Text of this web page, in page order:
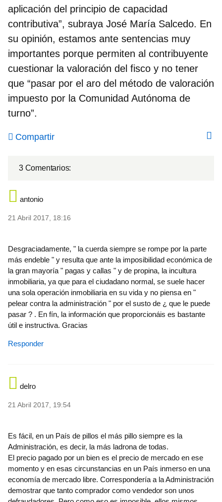
aplicación del principio de capacidad
contributiva”, subraya José María Salcedo. En
su opinión, estamos ante sentencias muy
importantes porque permiten al contribuyente
cuestionar la valoración del fisco y no tener
que “pasar por el aro del método de valoración
impuesto por la Comunidad Autónoma de
turno”.
Compartir
3 Comentarios:
antonio
21 Abril 2017, 18:16
Desgraciadamente, " la cuerda siempre se rompe por la parte
más endeble " y resulta que ante la imposibilidad económica de
la gran mayoría " pagas y callas " y de propina, la incultura
inmobiliaria, ya que para el ciudadano normal, se suele hacer
una sola operación inmobiliaria en su vida y no piensa en "
pelear contra la administración " por el susto de ¿ que le puede
pasar ? . En fín, la información que proporcionáis es bastante
útil e instructiva. Gracias
Responder
delro
21 Abril 2017, 19:54
Es fácil, en un País de pillos el más pillo siempre es la
Administración, es decir, la más ladrona de todas.
El precio pagado por un bien es el precio de mercado en ese
momento y en esas circunstancias en un País inmerso en una
economía de mercado libre. Correspondería a la Administración
demostrar que tanto comprador como vendedor son unos